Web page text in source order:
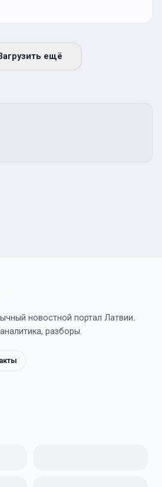
ещё
новостной портал Латвии.
разборы.